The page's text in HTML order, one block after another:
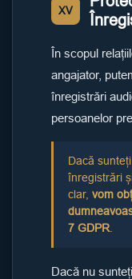
XV
În scopul
angajator,
înregistrări
persoanelor
Dacă
înregistrări
clar, vom
7 GDPR
Dacă nu